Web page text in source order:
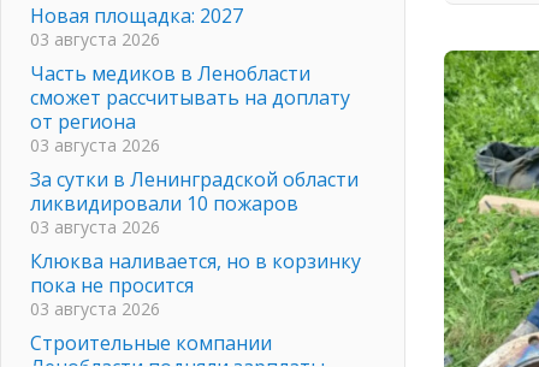
Новая площадка: 2027
03 августа 2026
Часть медиков в Ленобласти
сможет рассчитывать на доплату
от региона
03 августа 2026
За сутки в Ленинградской области
ликвидировали 10 пожаров
03 августа 2026
Клюква наливается, но в корзинку
пока не просится
03 августа 2026
Строительные компании